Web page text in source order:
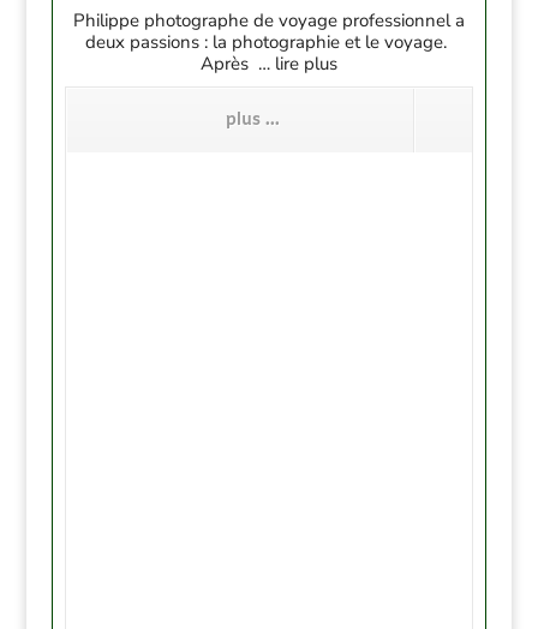
Philippe photographe de voyage professionnel a
deux passions : la photographie et le voyage.
Après … lire plus
plus ...